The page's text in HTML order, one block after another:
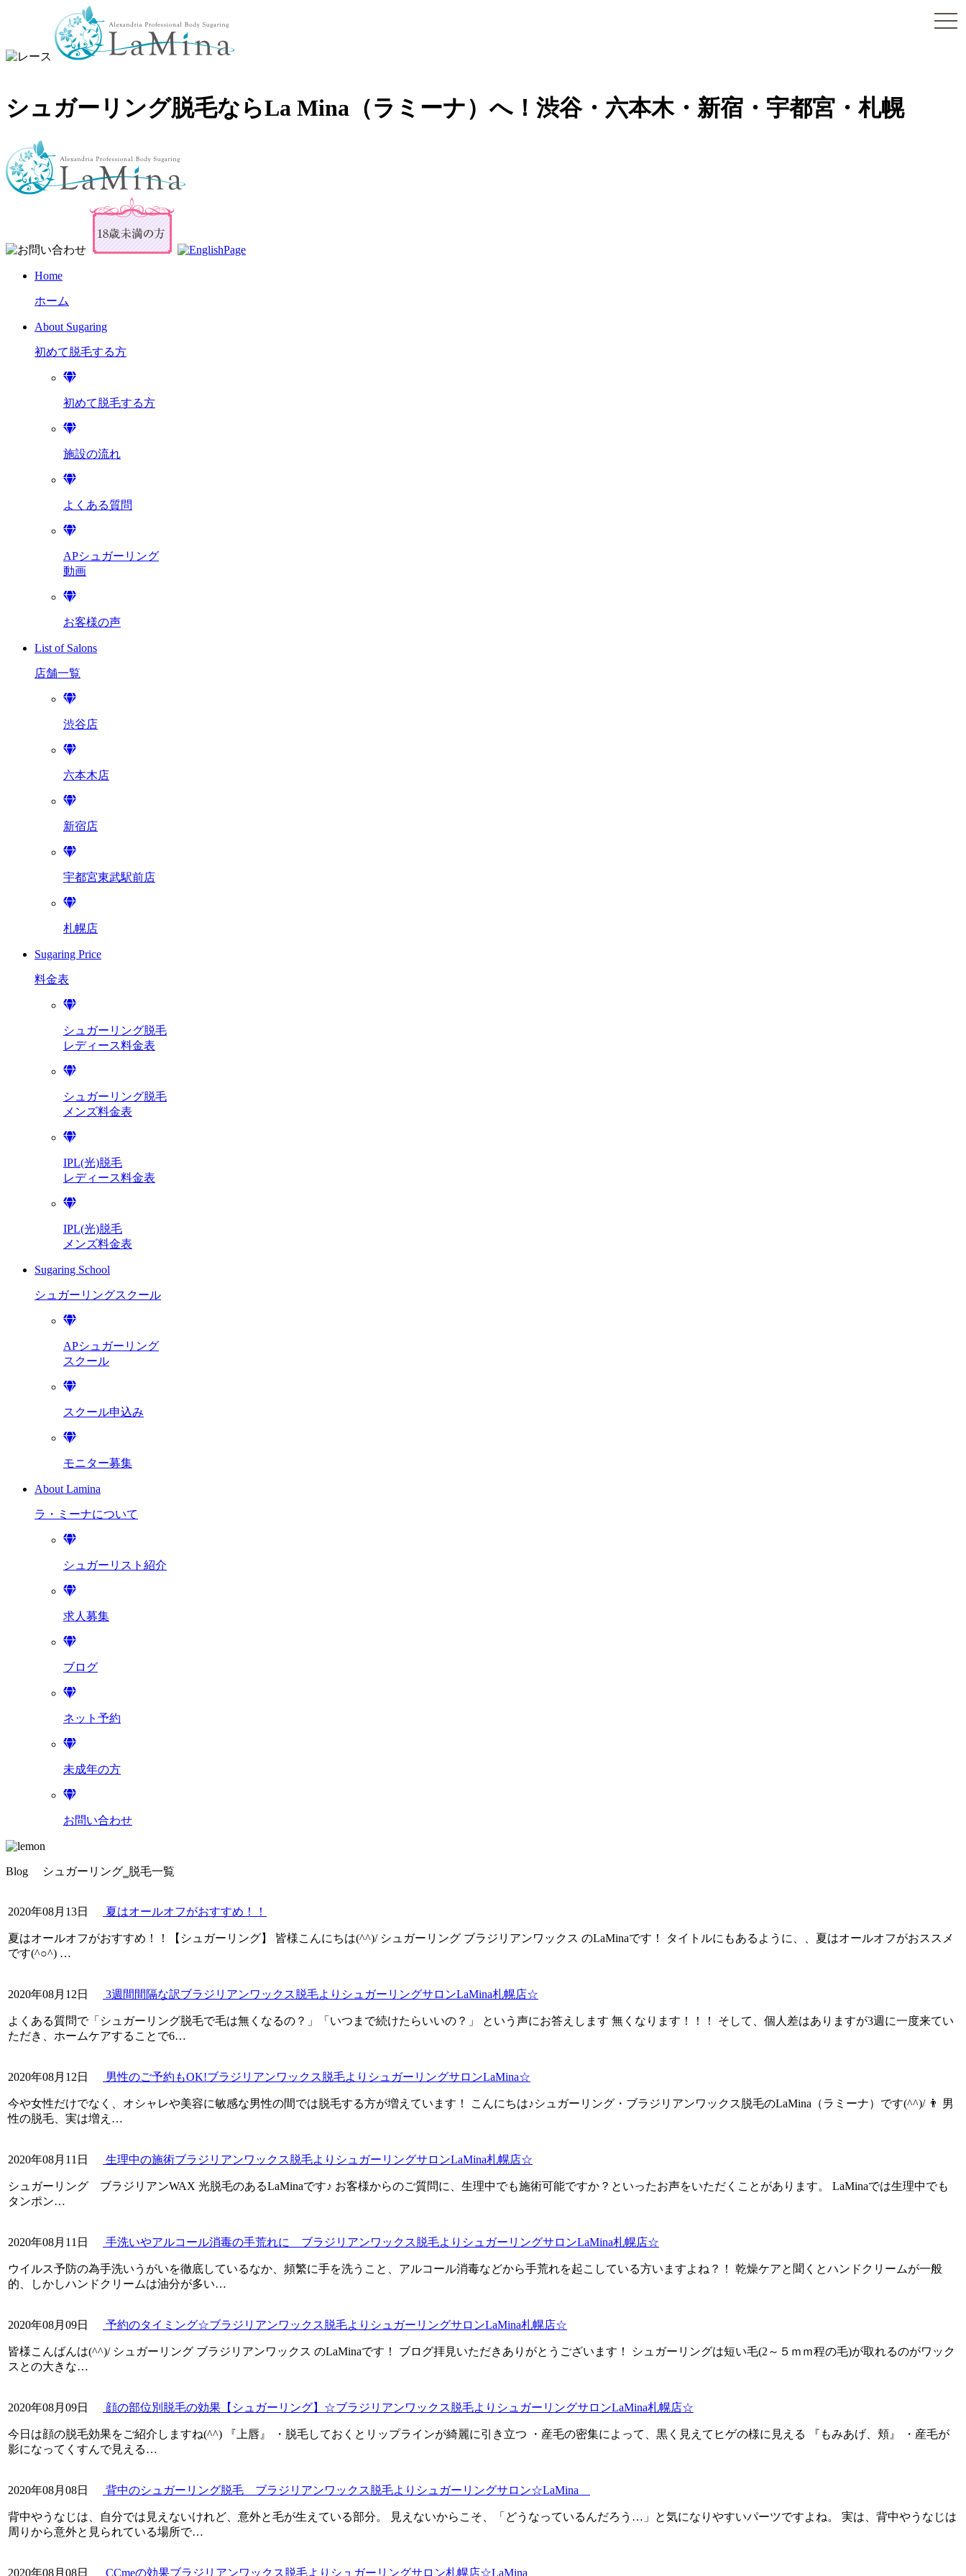
シュガーリング脱毛ならLa Mina（ラミーナ）へ！渋谷・六本木・新宿・宇都宮・札幌
Home
ホーム
About Sugaring
初めて脱毛する方
初めて脱毛する方
施設の流れ
よくある質問
APシュガーリング
動画
お客様の声
List of Salons
店舗一覧
渋谷店
六本木店
新宿店
宇都宮東武駅前店
札幌店
Sugaring Price
料金表
シュガーリング脱毛
レディース料金表
シュガーリング脱毛
メンズ料金表
IPL(光)脱毛
レディース料金表
IPL(光)脱毛
メンズ料金表
Sugaring School
シュガーリングスクール
APシュガーリング
スクール
スクール申込み
モニター募集
About Lamina
ラ・ミーナについて
シュガーリスト紹介
求人募集
ブログ
ネット予約
未成年の方
お問い合わせ
Blog シュガーリング‗脱毛一覧
2020年08月13日 夏はオールオフがおすすめ！！
夏はオールオフがおすすめ！！【シュガーリング】 皆様こんにちは(^^)/ シュガーリング ブラジリアンワックス のLaMinaです！ タイトルにもあるように、、夏はオールオフがおススメ
です(^○^) …
2020年08月12日 3週間間隔な訳ブラジリアンワックス脱毛よりシュガーリングサロンLaMina札幌店☆
よくある質問で「シュガーリング脱毛で毛は無くなるの？」「いつまで続けたらいいの？」 という声にお答えします 無くなります！！！ そして、個人差はありますが3週に一度来てい
ただき、ホームケアすることで6…
2020年08月12日 男性のご予約もOK!ブラジリアンワックス脱毛よりシュガーリングサロンLaMina☆
今や女性だけでなく、オシャレや美容に敏感な男性の間では脱毛する方が増えています！ こんにちは♪シュガーリング・ブラジリアンワックス脱毛のLaMina（ラミーナ）です(^^)/ 👨 男
性の脱毛、実は増え…
2020年08月11日 生理中の施術ブラジリアンワックス脱毛よりシュガーリングサロンLaMina札幌店☆
シュガーリング ブラジリアンWAX 光脱毛のあるLaMinaです♪ お客様からのご質問に、生理中でも施術可能ですか？といったお声をいただくことがあります。 LaMinaでは生理中でも
タンポン…
2020年08月11日 手洗いやアルコール消毒の手荒れに ブラジリアンワックス脱毛よりシュガーリングサロンLaMina札幌店☆
ウイルス予防の為手洗いうがいを徹底しているなか、頻繁に手を洗うこと、アルコール消毒などから手荒れを起こしている方いますよね？！ 乾燥ケアと聞くとハンドクリームが一般
的、しかしハンドクリームは油分が多い…
2020年08月09日 予約のタイミング☆ブラジリアンワックス脱毛よりシュガーリングサロンLaMina札幌店☆
皆様こんばんは(^^)/ シュガーリング ブラジリアンワックス のLaMinaです！ ブログ拝見いただきありがとうございます！ シュガーリングは短い毛(2～５ｍｍ程の毛)が取れるのがワック
スとの大きな…
2020年08月09日 顔の部位別脱毛の効果【シュガーリング】☆ブラジリアンワックス脱毛よりシュガーリングサロンLaMina札幌店☆
今日は顔の脱毛効果をご紹介しますね(^^) 『上唇』 ・脱毛しておくとリップラインが綺麗に引き立つ ・産毛の密集によって、黒く見えてヒゲの様に見える 『もみあげ、頬』 ・産毛が
影になってくすんで見える…
2020年08月08日 背中のシュガーリング脱毛 ブラジリアンワックス脱毛よりシュガーリングサロン☆LaMina
背中やうなじは、自分では見えないけれど、意外と毛が生えている部分。 見えないからこそ、「どうなっているんだろう…」と気になりやすいパーツですよね。 実は、背中やうなじは
周りから意外と見られている場所で…
2020年08月08日 CCmeの効果ブラジリアンワックス脱毛よりシュガーリングサロン札幌店☆LaMina